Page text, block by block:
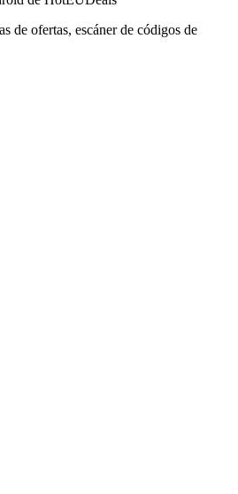
de ofertas, escáner de códigos de